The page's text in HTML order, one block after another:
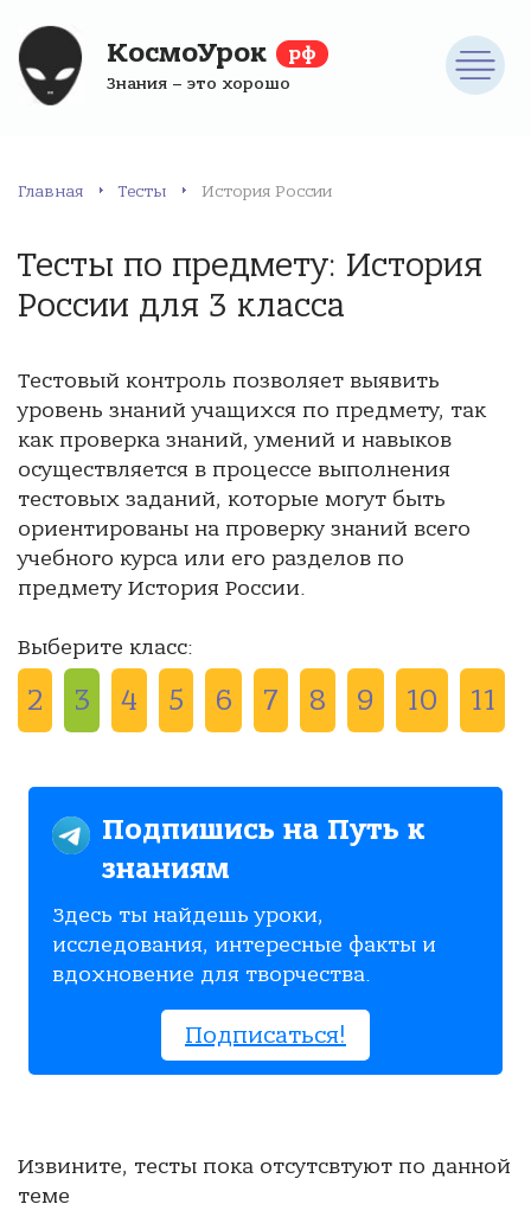
КосмоУрок рф
Знания – это хорошо
Главная Тесты История России
Тесты по предмету: История
России для 3 класса
Тестовый контроль позволяет выявить
уровень знаний учащихся по предмету, так
как проверка знаний, умений и навыков
осуществляется в процессе выполнения
тестовых заданий, которые могут быть
ориентированы на проверку знаний всего
учебного курса или его разделов по
предмету История России.
Выберите класс:
2 3 4 5 6 7 8 9 10 11
Подпишись на Путь к
знаниям
Здесь ты найдешь уроки,
исследования, интересные факты и
вдохновение для творчества.
Подписаться!
Извините, тесты пока отсутсвтуют по данной
теме